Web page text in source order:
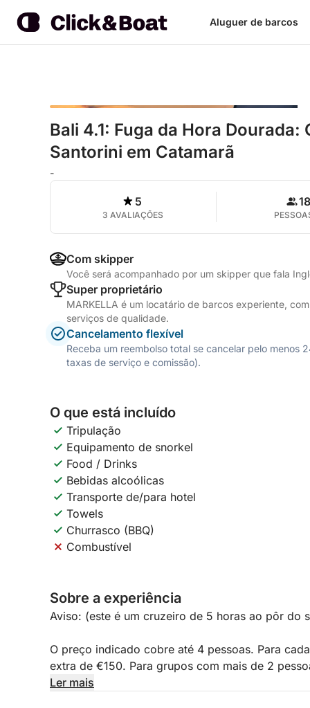
Aluguer de barcos
Bali 4.1: Fuga da Hora Dourada:
Santorini em Catamarã
-
5
3 AVALIAÇÕES
18
Com skipper
Você será acompanhado por um skipper que fala
Super proprietário
MARKELLA é um locatário de barcos experiente,
serviços de qualidade.
Cancelamento flexível
Receba um reembolso total se cancelar pelo menos
taxas de serviço e comissão).
O que está incluído
Tripulação
Equipamento de snorkel
Food / Drinks
Bebidas alcoólicas
Transporte de/para hotel
Towels
Churrasco (BBQ)
Combustível
Sobre a experiência
Aviso: (este é um cruzeiro de 5 horas ao pôr do
O preço indicado cobre até 4 pessoas. Para
extra de €150. Para grupos com mais de 2
um orçamento personalizado.
Ler mais